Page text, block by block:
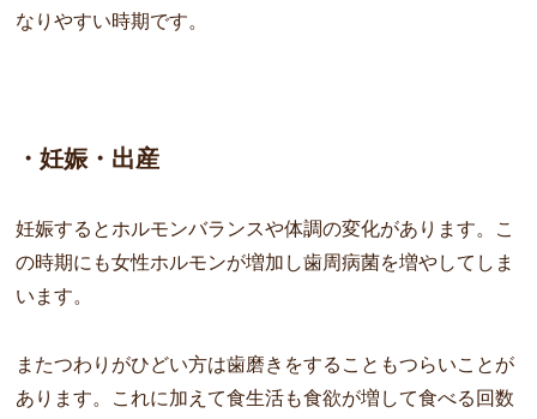
なりやすい時期です。
・妊娠・出産
妊娠するとホルモンバランスや体調の変化があります。こ
の時期にも女性ホルモンが増加し歯周病菌を増やしてしま
います。
またつわりがひどい方は歯磨きをすることもつらいことが
あります。これに加えて食生活も食欲が増して食べる回数